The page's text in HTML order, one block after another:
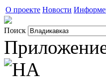
О проекте Новости
Поиск